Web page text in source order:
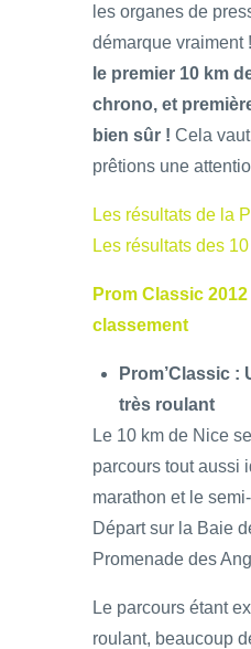
les organes de
démarque vraiment !
le premier 10 km
chrono, et
bien sûr ! Cela
prêtions une
Les résultats de la
Les résultats des
Prom Classic
classement
Prom’Classic :
très roulant
Le 10 km de Nice
parcours tout aussi
marathon et le
Départ sur la Baie
Promenade des
Le parcours étant
roulant, beaucoup